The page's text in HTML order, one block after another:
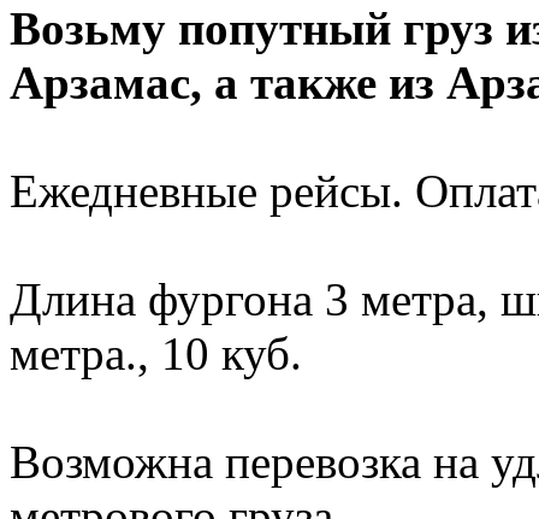
Возьму попутный груз
Арзамас, а также из
Ежедневные рейсы.
Длина фургона 3 метра,
метра., 10 куб.
Возможна перевозка на